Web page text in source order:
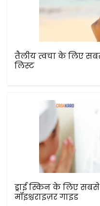
तैलीय त्वचा के लिए
लिस्ट
ड्राई स्किन के लिए सबसे
मॉइश्चराइज़र गाइड